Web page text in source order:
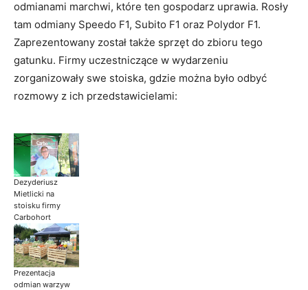
odmianami marchwi, które ten gospodarz uprawia. Rosły
tam odmiany Speedo F1, Subito F1 oraz Polydor F1.
Zaprezentowany został także sprzęt do zbioru tego
gatunku. Firmy uczestniczące w wydarzeniu
zorganizowały swe stoiska, gdzie można było odbyć
rozmowy z ich przedstawicielami:
Dezyderiusz
Mietlicki na
stoisku firmy
Carbohort
Prezentacja
odmian warzyw